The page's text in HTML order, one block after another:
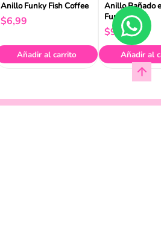
Anillo Funky Fish Coffee
$6,99
Añadir al carrito
Anillo Bañado
Funky Fish
$9 99
Añadir al